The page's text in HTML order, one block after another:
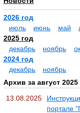
2026 год
июль
июнь май
2025 год
декабрь
ноябрь
2024 год
декабрь
ноябрь
Архив за август 2025
13.08.2025
портале